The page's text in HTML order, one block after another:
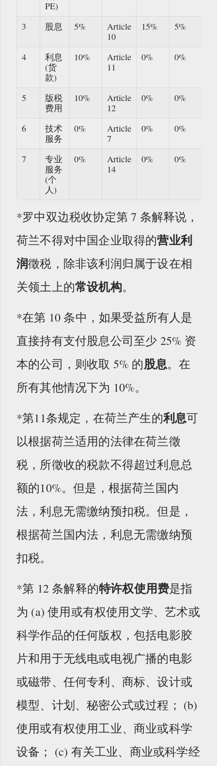
PE)
3 股息 5%
Article
10
15% 5%
4
利息
(货
款)
10%
Article
11
0% 0%
5
版税
费用
10%
Article
12
0% 0%
6
技术
服务
0%
Article
7
0% 0%
7
专业
服务
(个
人)
0%
Article
14
0% 0%
*罗中双边税收协定第 7 条解释说，
荷兰不得对中国企业取得的营业利
润徵税，除非该利润归属于设在相
关领土上的常设机构。
*在第 10 条中，如果受益所有人是
直接持有支付股息公司至少 25% 资
本的公司，则收取 5% 的股息。在
所有其他情况下为 10%。
*第11条规定，在荷兰产生的利息可
以根据荷兰适用的法律在荷兰徵
税，所徵收的税款不得超过利息总
额的10%。但是，根据荷兰国内
法，利息无需缴纳预扣税。但是，
根据荷兰国内法，利息无需缴纳预
扣税。
*第 12 条解释的特许权使用费是指
为 (a) 使用或有权使用文学、艺术或
科学作品的任何版权，包括电影胶
片和用于无线电或电视广播的电影
或磁带、任何专利、商标、设计或
模型、计划、秘密公式或过程； (b)
使用或有权使用工业、商业或科学
设备； (c) 有关工业、商业或科学经